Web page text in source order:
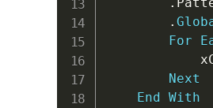
.
For
Next
End
With